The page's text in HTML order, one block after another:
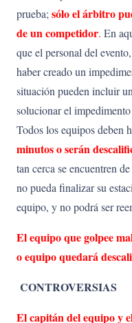
prueba; sólo el árbitro
de un competidor. En
que el personal del
haber creado un
situación pueden incluir
solucionar el
Todos los equipos deben
minutososerán
tan cerca se encuentren
no pueda finalizar su
equipo, y no podrá ser
El equipo que golpee
o equipo quedará
CONTROVERSIAS
El capitán del equipo y